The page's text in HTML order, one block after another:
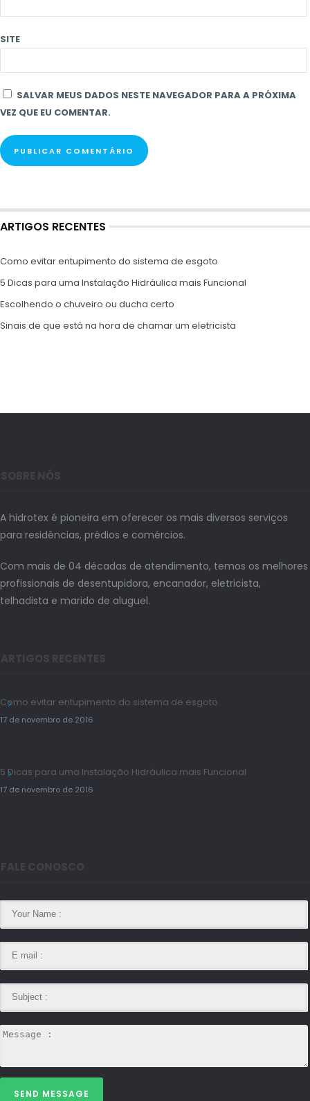
SITE
SALVAR MEUS DADOS NESTE NAVEGADOR PARA A PRÓXIMA
VEZ QUE EU COMENTAR.
ARTIGOS RECENTES
Como evitar entupimento do sistema de esgoto
5 Dicas para uma Instalação Hidráulica mais Funcional
Escolhendo o chuveiro ou ducha certo
Sinais de que está na hora de chamar um eletricista
A hidrotex é pioneira em oferecer os mais diversos serviços
para residências, prédios e comércios.
Com mais de 04 décadas de atendimento, temos os melhores
profissionais de desentupidora, encanador, eletricista,
telhadista e marido de aluguel.
Como evitar entupimento do sistema de esgoto
17 de novembro de 2016
5 Dicas para uma Instalação Hidráulica mais Funcional
17 de novembro de 2016
SEND MESSAGE